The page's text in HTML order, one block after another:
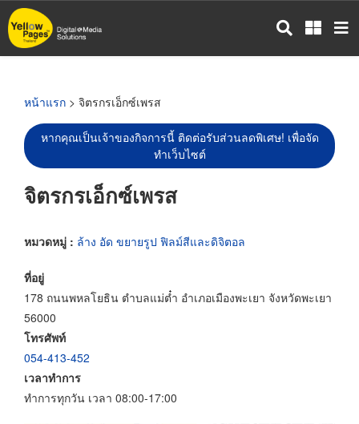
ข้าม
ไป
หน้าแรก > จิตรกรเอ็กซ์เพรส
หากคุณเป็นเจ้าของกิจการนี้ ติดต่อรับส่วนลดพิเศษ! เพื่อจัด
ทำเว็บไซต์
จิตรกรเอ็กซ์เพรส
หมวดหมู่ : ล้าง อัด ขยายรูป ฟิลม์สีและดิจิตอล
ที่อยู่
178 ถนนพหลโยธิน ตำบลแม่ต๋ำ อำเภอเมืองพะเยา จังหวัดพะเยา
56000
โทรศัพท์
054-413-452
เวลาทำการ
ทำการทุกวัน เวลา 08:00-17:00